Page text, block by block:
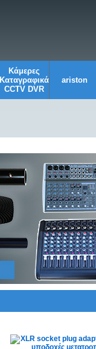
Κάμερες
Καταγραφικά
CCTV DVR
ariston